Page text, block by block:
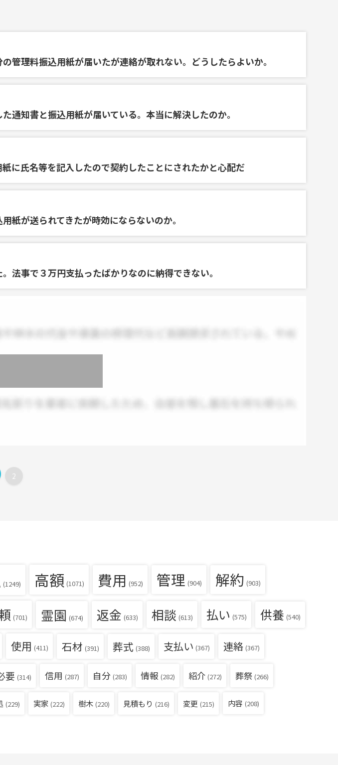
理料振込用紙が届いたが連絡が取れない。どうしたらよいか。
通知書と振込用紙が届いている。本当に解決したのか。
に氏名等を記入したので契約したことにされたかと心配だ
紙が送られてきたが時効にならないのか。
法事で３万円支払ったばかりなのに納得できない。
2
(1249) 高額 (1071) 費用 (952) 管理 (904) 解約 (903)
(701) 霊園 (674) 返金 (633) 相談 (613) 払い (575) 供養 (540)
使用 (411) 石材 (391) 葬式 (388) 支払い (367) 連絡 (367)
要 (314) 信用 (287) 自分 (283) 情報 (282) 紹介 (272) 葬祭 (266)
(229) 実家 (222) 樹木 (220) 見積もり (216) 変更 (215) 内容 (208)